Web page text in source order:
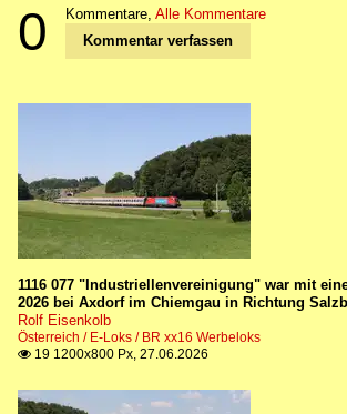
0 Kommentare, Alle Kommentare
Kommentar verfassen
1116 077 "Industriellenvereinigung" war mit
2026 bei Axdorf im Chiemgau in Richtung
Rolf Eisenkolb
Österreich / E-Loks / BR xx16 Werbeloks
 19 1200x800 Px, 27.06.2026